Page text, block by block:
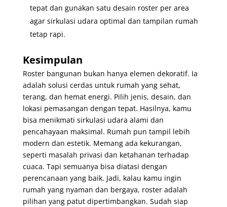
tepat dan gunakan satu desain roster per area
agar sirkulasi udara optimal dan tampilan rumah
tetap rapi.
Kesimpulan
Roster bangunan bukan hanya elemen dekoratif. Ia
adalah solusi cerdas untuk rumah yang sehat,
terang, dan hemat energi. Pilih jenis, desain, dan
lokasi pemasangan dengan tepat. Hasilnya, kamu
bisa menikmati sirkulasi udara alami dan
pencahayaan maksimal. Rumah pun tampil lebih
modern dan estetik. Memang ada kekurangan,
seperti masalah privasi dan ketahanan terhadap
cuaca. Tapi semuanya bisa diatasi dengan
perencanaan yang baik. Jadi, kalau kamu ingin
rumah yang nyaman dan bergaya, roster adalah
pilihan yang patut dipertimbangkan. Sudah siap